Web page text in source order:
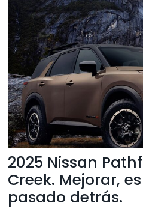
2025 Nissan
Creek. Mejorar,
pasado detrás.